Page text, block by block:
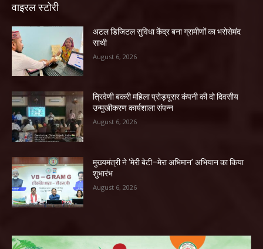
वाइरल स्टोरी
अटल डिजिटल सुविधा केंद्र बना ग्रामीणों का भरोसेमंद
साथी
August 6, 2026
त्रिवेणी बकरी महिला प्रोड्यूसर कंपनी की दो दिवसीय
उन्मुखीकरण कार्यशाला संपन्न
August 6, 2026
मुख्यमंत्री ने ‘मेरी बेटी–मेरा अभिमान’ अभियान का किया
शुभारंभ
August 6, 2026